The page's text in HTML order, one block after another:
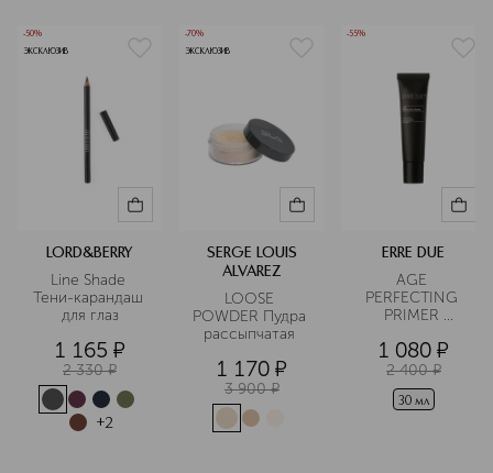
-50%
ЭКСКЛЮЗИВ
LORD&BERRY
Line Shade
Тени-карандаш
для глаз
1 165 ¤
2 330 ¤
+2
-70%
ЭКСКЛЮЗИВ
SERGE LOUIS
ALVAREZ
LOOSE
POWDER Пудра
1 170 ¤
3 900 ¤
-55%
ERRE DUE
AGE
PERFECTING
PRIMER
антивозрастной
1 080 ¤
2 400 ¤
30 мл